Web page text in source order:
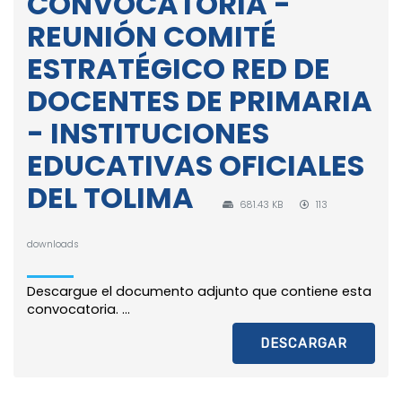
REUNIÓN COMITÉ
ESTRATÉGICO RED DE
DOCENTES DE PRIMARIA
- INSTITUCIONES
EDUCATIVAS OFICIALES
DEL TOLIMA
681.43 KB 113
downloads
Descargue el documento adjunto que contiene esta
convocatoria. ...
DESCARGAR